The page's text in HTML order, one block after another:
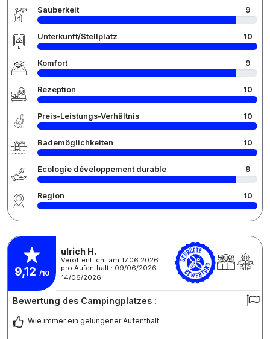
Sauberkeit 9
Unterkunft/Stellplatz 10
Komfort 9
Rezeption 10
Preis-Leistungs-Verhältnis 10
Bademöglichkeiten 10
Écologie développement durable 9
Region 10
9,12 /10
ulrich H.
Veröffentlicht am 17.06.2026
pro Aufenthalt : 09/06/2026 -
14/06/2026
Bewertung des Campingplatzes :
Wie immer ein gelungener Aufenthalt